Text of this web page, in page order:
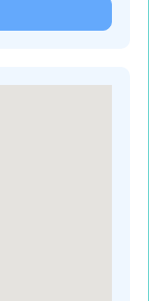
بلغاريا
بولندا